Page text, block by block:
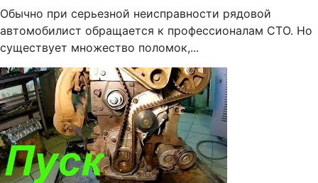
Обычно при серьезной неисправности рядовой
автомобилист обращается к профессионалам СТО. Но
существует множество поломок,...